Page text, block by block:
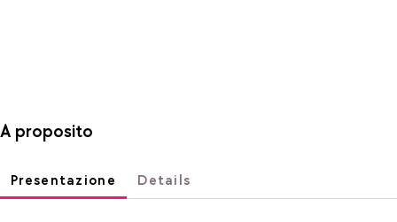
A proposito
Presentazione Details